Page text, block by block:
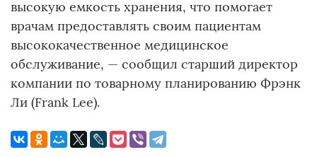
высокую емкость хранения, что помогает
врачам предоставлять своим пациентам
высококачественное медицинское
обслуживание, — сообщил старший директор
компании по товарному планированию Фрэнк
Ли (Frank Lee).